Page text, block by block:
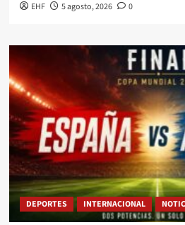
EHF 5 agosto, 2026 0
DEPORTES INTERNACIONAL